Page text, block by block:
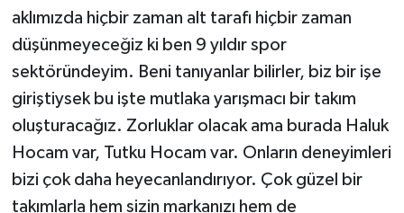
aklımızda hiçbir zaman alt tarafı hiçbir zaman
düşünmeyeceğiz ki ben 9 yıldır spor
sektöründeyim. Beni tanıyanlar bilirler, biz bir işe
giriştiysek bu işte mutlaka yarışmacı bir takım
oluşturacağız. Zorluklar olacak ama burada Haluk
Hocam var, Tutku Hocam var. Onların deneyimleri
bizi çok daha heyecanlandırıyor. Çok güzel bir
takımlarla hem sizin markanızı hem de